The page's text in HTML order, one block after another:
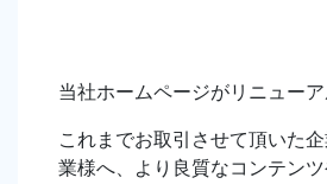
当社ホームページがリニューア
これまでお取引させて頂いた
業様へ、より良質なコンテン